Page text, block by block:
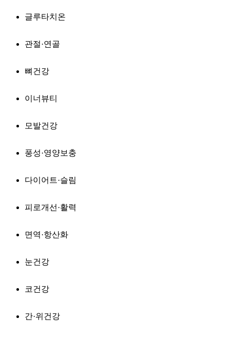
글루타치온
관절·연골
뼈건강
이너뷰티
모발건강
풍성·영양보충
다이어트·슬림
피로개선·활력
면역·항산화
눈건강
코건강
간·위건강